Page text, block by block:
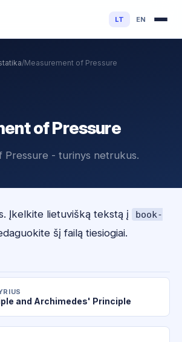
LT EN
/Measurement of Pressure
of Pressure
Pressure - turinys netrukus.
Įkelkite lietuvišką tekstą į
book-
šį failą tiesiogiai.
and Archimedes' Principle